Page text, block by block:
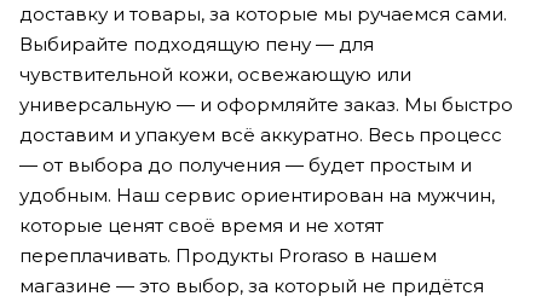
доставку и товары, за которые мы ручаемся сами.
Выбирайте подходящую пену — для
чувствительной кожи, освежающую или
универсальную — и оформляйте заказ. Мы быстро
доставим и упакуем всё аккуратно. Весь процесс
— от выбора до получения — будет простым и
удобным. Наш сервис ориентирован на мужчин,
которые ценят своё время и не хотят
переплачивать. Продукты Proraso в нашем
магазине — это выбор, за который не придётся